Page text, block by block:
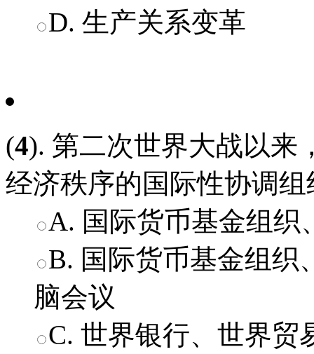
D. 生产关系变革
(4). 第二次世界大战以来
经济秩序的国际性协调
A. 国际货币基金组织
B. 国际货币基金组织
脑会议
C. 世界银行、世界贸